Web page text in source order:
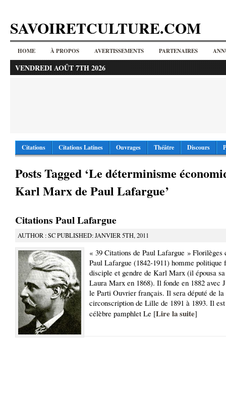
SAVOIRETCULTURE.COM
HOME À PROPOS AVERTISSEMENTS PARTENAIRES
VENDREDI AOÛT 7TH 2026
Citations Citations Latines Ouvrages Théâtre Discours
Posts Tagged ‘Le déterminisme
Karl Marx de Paul Lafargue’
Citations Paul Lafargue
AUTHOR : SC PUBLISHED: JANVIER 5TH, 2011
« 39 Citations de Paul Lafargue » Florilèges
Paul Lafargue (1842-1911) homme politique
disciple et gendre de Karl Marx (il épousa
Laura Marx en 1868). Il fonde en 1882 avec
le Parti Ouvrier français. Il sera député de la
circonscription de Lille de 1891 à 1893. Il est
célèbre pamphlet Le [Lire la suite]